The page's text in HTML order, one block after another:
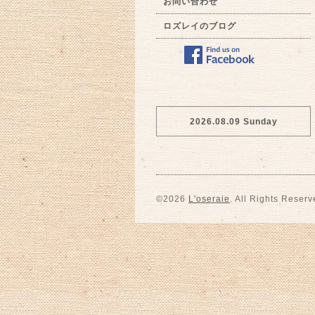
ロズレイのブログ
2026.08.09 Sunday
©2026 L'oseraie . All Rights